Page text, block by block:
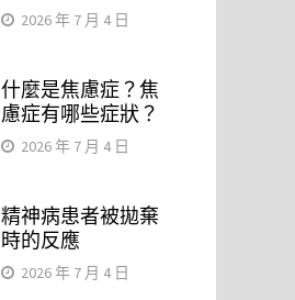
2026 年 7 月 4 日
什麼是焦慮症？焦
慮症有哪些症狀？
2026 年 7 月 4 日
精神病患者被拋棄
時的反應
2026 年 7 月 4 日